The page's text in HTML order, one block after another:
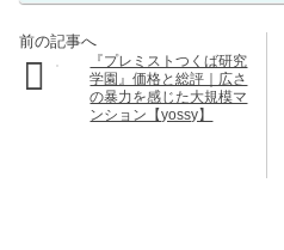
『プレミストつくば研究
学園』価格と総評｜広さ
の暴力を感じた大規模マ
ンション【yossy】